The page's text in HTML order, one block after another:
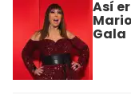
Así
Gala